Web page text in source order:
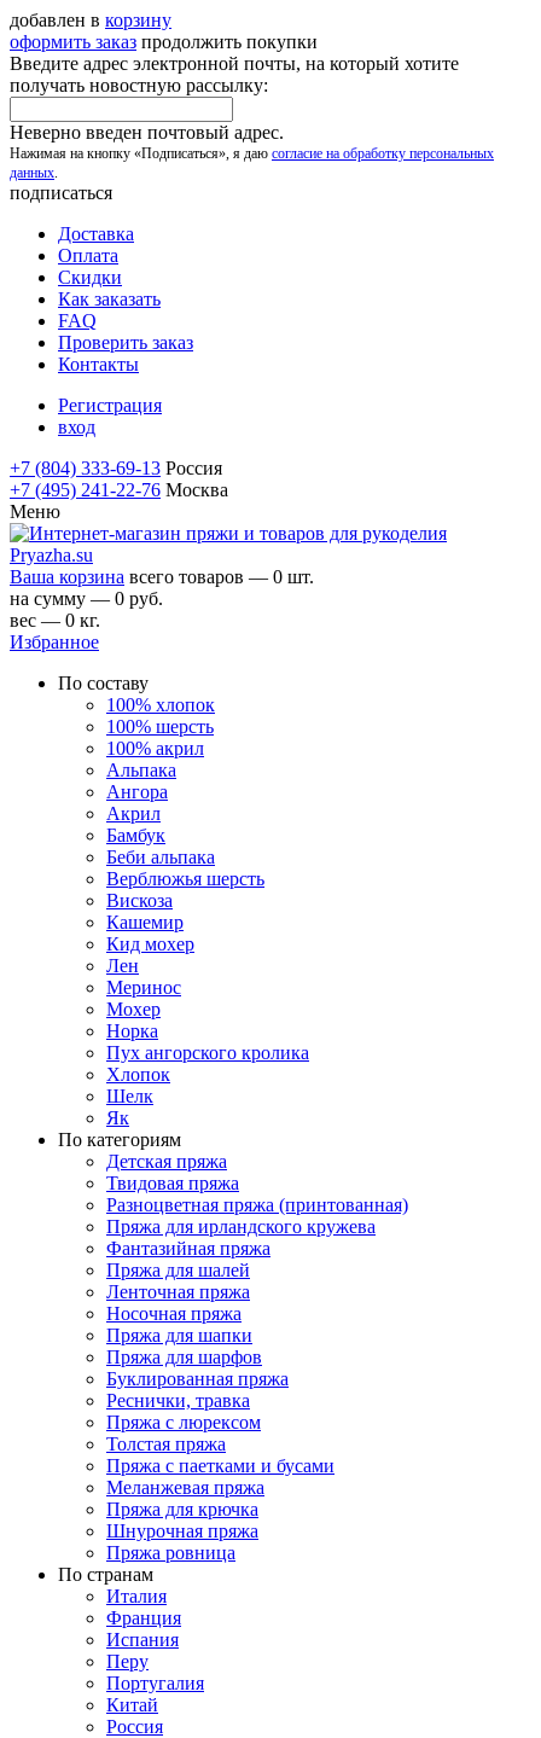
добавлен в корзину
оформить заказ продолжить покупки
Введите адрес электронной почты, на который хотите
получать новостную рассылку:
Неверно введен почтовый адрес.
Нажимая на кнопку «Подписаться», я даю согласие на обработку персональных
данных.
подписаться
Доставка
Оплата
Скидки
Как заказать
FAQ
Проверить заказ
Контакты
Регистрация
вход
+7 (804) 333-69-13 Россия
+7 (495) 241-22-76 Москва
Меню
Ваша корзина всего товаров — 0 шт.
на сумму — 0 руб.
вес — 0 кг.
Избранное
По составу
100% хлопок
100% шерсть
100% акрил
Альпака
Ангора
Акрил
Бамбук
Беби альпака
Верблюжья шерсть
Вискоза
Кашемир
Кид мохер
Лен
Меринос
Мохер
Норка
Пух ангорского кролика
Хлопок
Шелк
Як
По категориям
Детская пряжа
Твидовая пряжа
Разноцветная пряжа (принтованная)
Пряжа для ирландского кружева
Фантазийная пряжа
Пряжа для шалей
Ленточная пряжа
Носочная пряжа
Пряжа для шапки
Пряжа для шарфов
Буклированная пряжа
Реснички, травка
Пряжа с люрексом
Толстая пряжа
Пряжа с паетками и бусами
Меланжевая пряжа
Пряжа для крючка
Шнурочная пряжа
Пряжа ровница
По странам
Италия
Франция
Испания
Перу
Португалия
Китай
Россия